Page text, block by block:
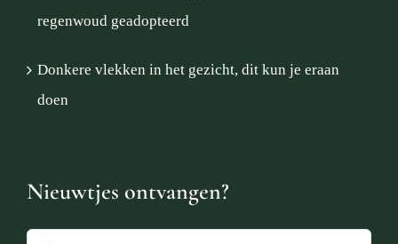
regenwoud geadopteerd
Donkere vlekken in het gezicht, dit kun je eraan
doen
Nieuwtjes ontvangen?